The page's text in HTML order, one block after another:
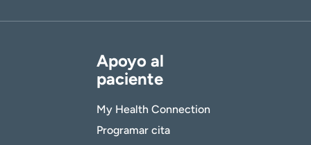
Apoyo al
paciente
My Health Connection
Programar cita